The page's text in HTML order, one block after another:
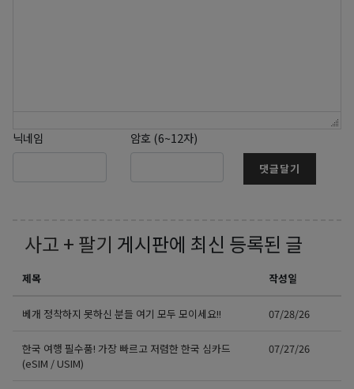
닉네임 암호 (6~12자)
댓글달기
사고 + 팔기 게시판에 최신 등록된 글
제목 작성일
베개 정착하지 못하신 분들 여기 모두 모이세요!! 07/28/26
한국 여행 필수품! 가장 빠르고 저렴한 한국 심카드
(eSIM / USIM)
07/27/26